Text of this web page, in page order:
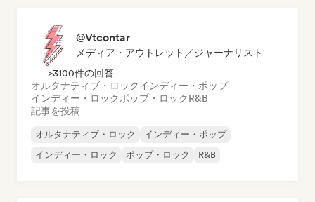
@Vtcontar
メディア・アウトレット／ジャーナリスト
>3100件の回答
オルタナティブ・ロックインディー・ポップ
インディー・ロックポップ・ロックR&B
記事を投稿
オルタナティブ・ロック
インディー・ポップ
インディー・ロック
ポップ・ロック R&B